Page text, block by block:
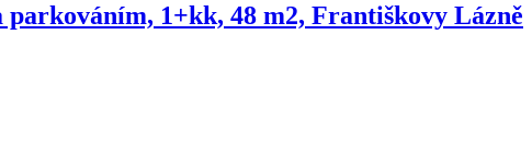
1+kk, 48 m2, Františkovy Lázně